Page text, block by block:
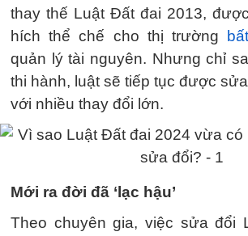
thay thế Luật Đất đai 2013,
hích thể chế cho thị trường
quản lý tài nguyên. Nhưng chỉ
thi hành, luật sẽ tiếp tục được
với nhiều thay đổi lớn.
Mới ra đời đã ‘lạc hậu’
Theo chuyên gia, việc sửa đổi